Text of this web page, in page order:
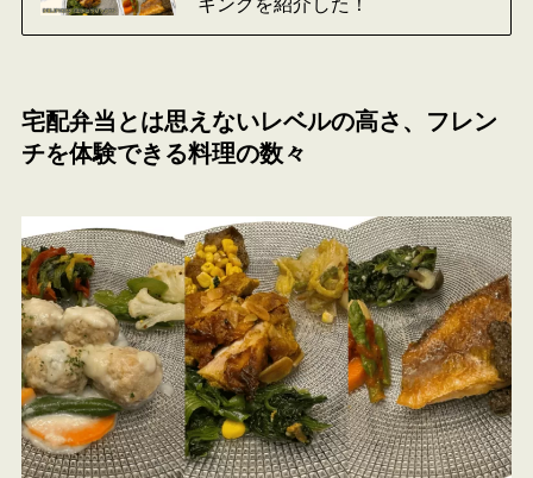
宅配弁当とは思えないレベルの高さ、フレン
チを体験できる料理の数々